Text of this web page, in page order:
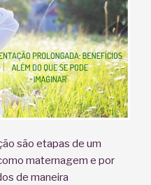
são etapas de um
maternagem e por
de maneira